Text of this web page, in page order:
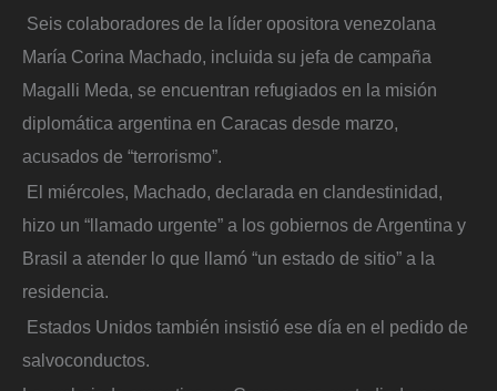
Seis colaboradores de la líder opositora venezolana
María Corina Machado, incluida su jefa de campaña
Magalli Meda, se encuentran refugiados en la misión
diplomática argentina en Caracas desde marzo,
acusados de “terrorismo”.
El miércoles, Machado, declarada en clandestinidad,
hizo un “llamado urgente” a los gobiernos de Argentina y
Brasil a atender lo que llamó “un estado de sitio” a la
residencia.
Estados Unidos también insistió ese día en el pedido de
salvoconductos.